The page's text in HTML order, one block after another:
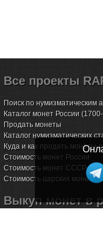
Все проекты
Поиск по нумизматическим
Каталог монет России
Продать монеты
Каталог нумизматических
Куда и как продать монеты
Стоимость монет России
Стоимость монет СССР
Стоимость царских монет
Выкуп монет в